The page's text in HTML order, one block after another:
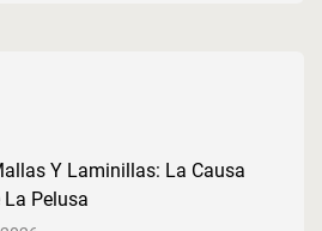
Y Laminillas: La Causa
La Pelusa